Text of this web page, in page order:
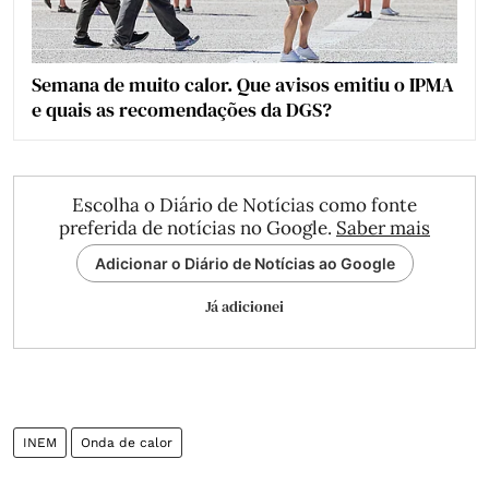
Semana de muito calor. Que avisos emitiu o IPMA
e quais as recomendações da DGS?
Escolha o Diário de Notícias como fonte
preferida de notícias no Google. Saber mais
Adicionar o Diário de Notícias ao Google
Já adicionei
INEM Onda de calor